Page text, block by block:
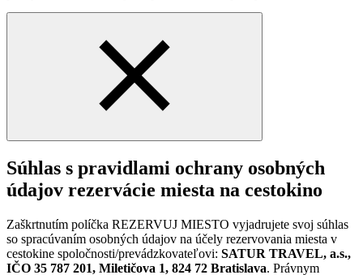
Súhlas s pravidlami ochrany osobných
údajov rezervácie miesta na cestokino
Zaškrtnutím políčka REZERVUJ MIESTO vyjadrujete svoj súhlas
so spracúvaním osobných údajov na účely rezervovania miesta v
cestokine spoločnosti/prevádzkovateľovi: SATUR TRAVEL, a.s.,
IČO 35 787 201, Miletičova 1, 824 72 Bratislava. Právnym